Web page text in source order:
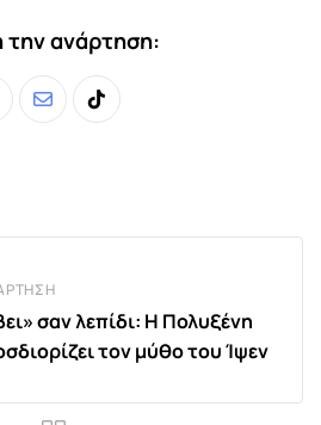
την ανάρτηση:
ShareTiktok
σαν λεπίδι: Η Πολυξένη
τον μύθο του Ίψεν